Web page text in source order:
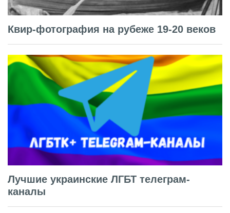
Квир-фотография на рубеже 19-20 веков
Лучшие украинские ЛГБТ телеграм-
каналы